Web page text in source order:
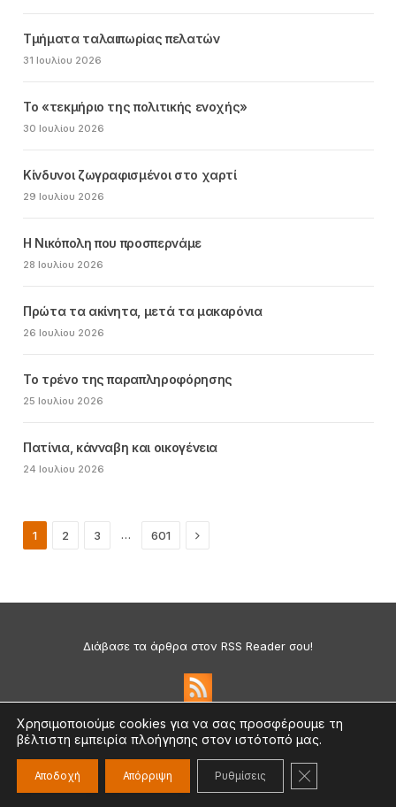
Τμήματα ταλαιπωρίας πελατών
31 Ιουλίου 2026
Το «τεκμήριο της πολιτικής ενοχής»
30 Ιουλίου 2026
Κίνδυνοι ζωγραφισμένοι στο χαρτί
29 Ιουλίου 2026
Η Νικόπολη που προσπερνάμε
28 Ιουλίου 2026
Πρώτα τα ακίνητα, μετά τα μακαρόνια
26 Ιουλίου 2026
Το τρένο της παραπληροφόρησης
25 Ιουλίου 2026
Πατίνια, κάνναβη και οικογένεια
24 Ιουλίου 2026
1 2 3 … 601 Next
Διάβασε τα άρθρα στον RSS Reader σου!
Πολιτική Απορρήτου & Cookies
©2026 medium.gr | Designed & Supported bynat.ad
Χρησιμοποιούμε cookies για να σας προσφέρουμε τη
βέλτιστη εμπειρία πλοήγησης στον ιστότοπό μας.
Αποδοχή Απόρριψη Ρυθμίσεις ΚΛΕΊΣΙΜΟ ΤΟΥ